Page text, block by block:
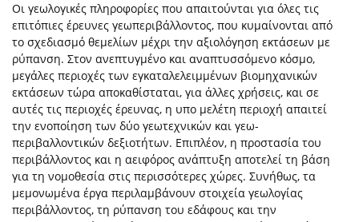
Οι γεωλογικές πληροφορίες που απαιτούνται για όλες τις
επιτόπιες έρευνες γεωπεριβάλλοντος, που κυμαίνονται από
το σχεδιασμό θεμελίων μέχρι την αξιολόγηση εκτάσεων με
ρύπανση. Στον ανεπτυγμένο και αναπτυσσόμενο κόσμο,
μεγάλες περιοχές των εγκαταλελειμμένων βιομηχανικών
εκτάσεων τώρα αποκαθίσταται, για άλλες χρήσεις, και σε
αυτές τις περιοχές έρευνας, η υπο μελέτη περιοχή απαιτεί
την ενοποίηση των δύο γεωτεχνικών και γεω-
περιβαλλοντικών δεξιοτήτων. Επιπλέον, η προστασία του
περιβάλλοντος και η αειφόρος ανάπτυξη αποτελεί τη βάση
για τη νομοθεσία στις περισσότερες χώρες. Συνήθως, τα
μεμονωμένα έργα περιλαμβάνουν στοιχεία γεωλογίας
περιβάλλοντος, τη ρύπανση του εδάφους και την